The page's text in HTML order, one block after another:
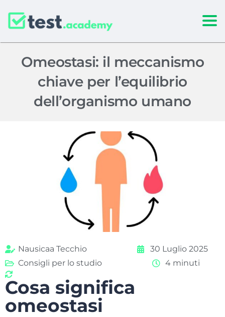
Omeostasi: il meccanismo
chiave per l’equilibrio
dell’organismo umano
Nausicaa Tecchio
30 Luglio 2025
Consigli per lo studio
4 minuti
Cosa significa
omeostasi